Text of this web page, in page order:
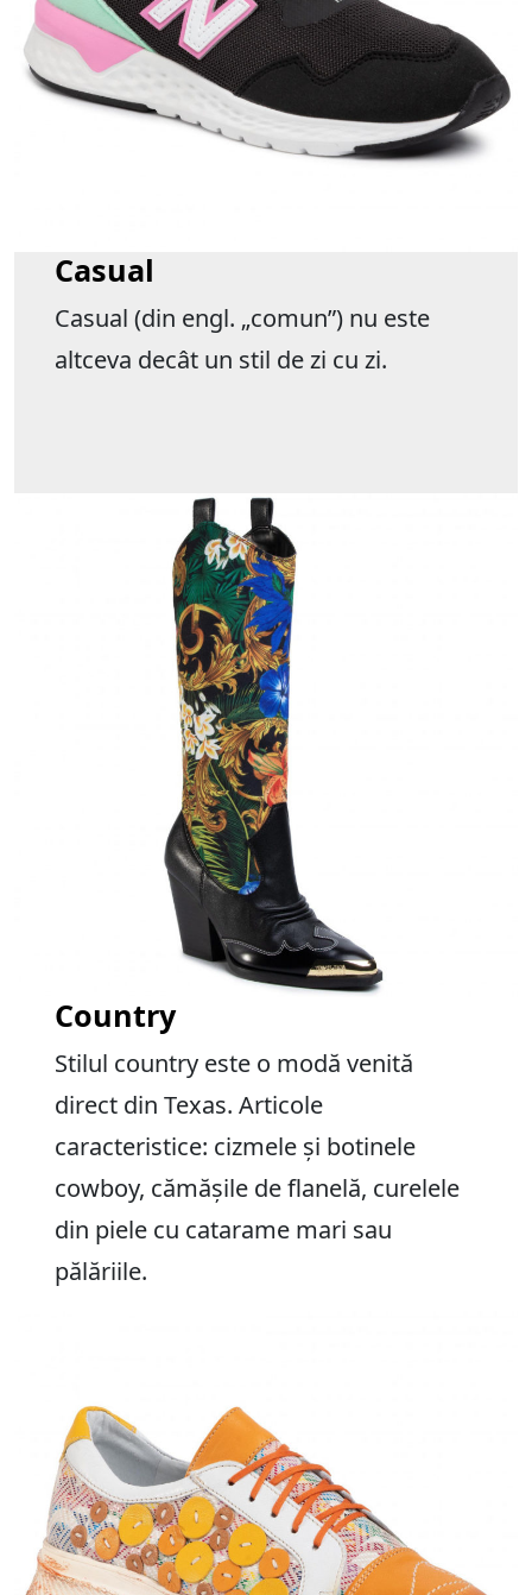
Casual
Casual (din engl. „comun”) nu este
altceva decât un stil de zi cu zi.
Country
Stilul country este o modă venită
direct din Texas. Articole
caracteristice: cizmele și botinele
cowboy, cămășile de flanelă, curelele
din piele cu catarame mari sau
pălăriile.